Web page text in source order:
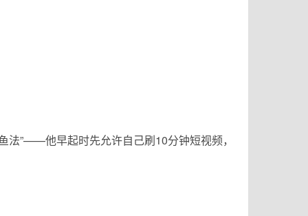
法”——他早起时先允许自己刷10分钟短视频，